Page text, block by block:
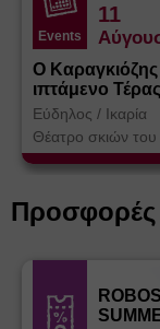
Events
11
Ο Καραγκιόζης
ιπτάμενο Τέρας
Εύδηλος / Ικαρία
Θέατρο σκιών
Κοτσορέ
Προσφορές